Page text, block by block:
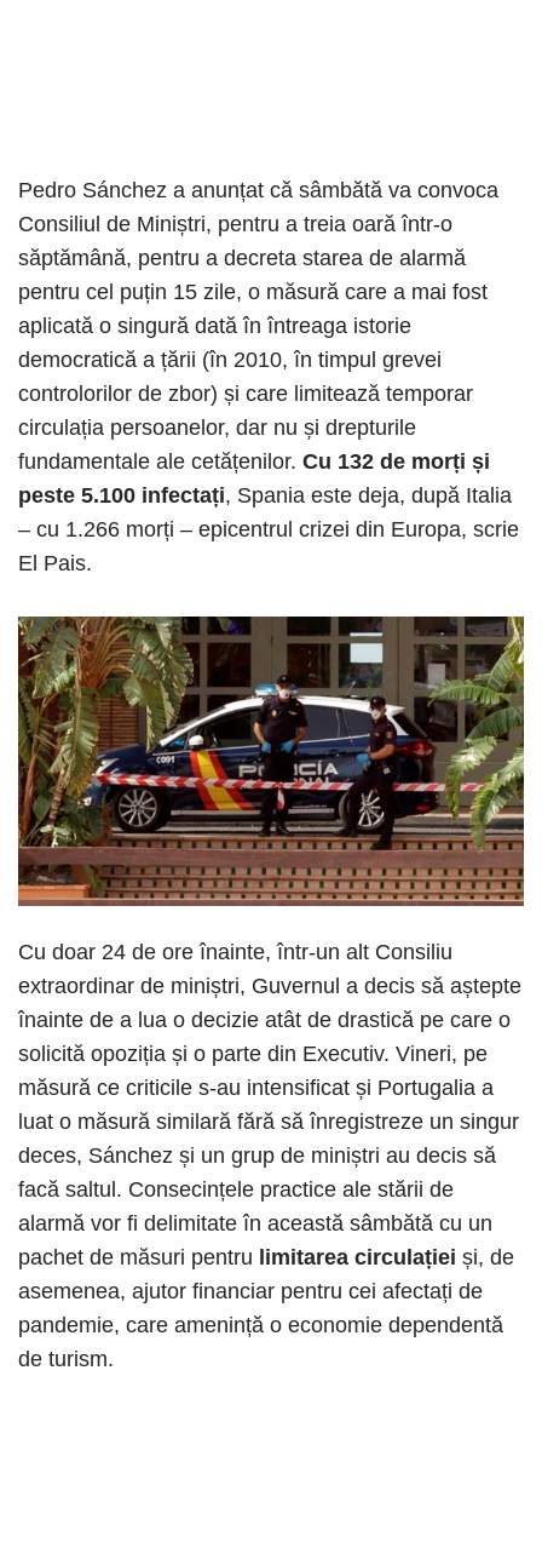
Pedro Sánchez a anunțat că sâmbătă va convoca
Consiliul de Miniștri, pentru a treia oară într-o
săptămână, pentru a decreta starea de alarmă
pentru cel puțin 15 zile, o măsură care a mai fost
aplicată o singură dată în întreaga istorie
democratică a țării (în 2010, în timpul grevei
controlorilor de zbor) și care limitează temporar
circulația persoanelor, dar nu și drepturile
fundamentale ale cetățenilor. Cu 132 de morți și
peste 5.100 infectați, Spania este deja, după Italia
– cu 1.266 morți – epicentrul crizei din Europa, scrie
El Pais.
Cu doar 24 de ore înainte, într-un alt Consiliu
extraordinar de miniștri, Guvernul a decis să aștepte
înainte de a lua o decizie atât de drastică pe care o
solicită opoziția și o parte din Executiv. Vineri, pe
măsură ce criticile s-au intensificat și Portugalia a
luat o măsură similară fără să înregistreze un singur
deces, Sánchez și un grup de miniștri au decis să
facă saltul. Consecințele practice ale stării de
alarmă vor fi delimitate în această sâmbătă cu un
pachet de măsuri pentru limitarea circulației și, de
asemenea, ajutor financiar pentru cei afectați de
pandemie, care amenință o economie dependentă
de turism.